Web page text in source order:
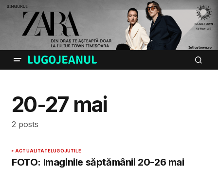
20-27 mai
2 posts
ACTUALITATELUGOJUTILE
FOTO: Imaginile săptămânii 20-26 mai